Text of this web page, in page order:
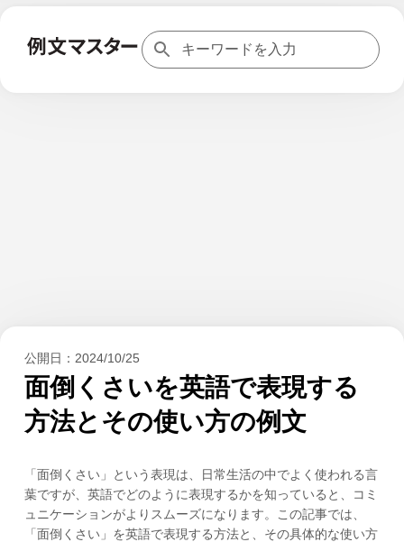
公開日： 2024/10/25
面倒くさいを英語で表現する
方法とその使い方の例文
「面倒くさい」という表現は、日常生活の中でよく使われる言
葉ですが、英語でどのように表現するかを知っていると、コミ
ュニケーションがよりスムーズになります。この記事では、
「面倒くさい」を英語で表現する方法と、その具体的な使い方